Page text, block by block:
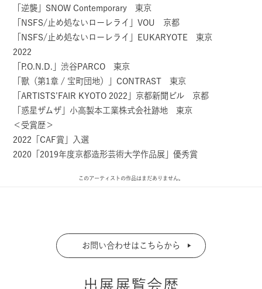
「逆襲」SNOW Contemporary 東京
「NSFS/止め処ないローレライ」VOU 京都
「NSFS/止め処ないローレライ」EUKARYOTE 東京
2022
「P.O.N.D.」渋谷PARCO 東京
「獸（第1章 / 宝町団地）」CONTRAST 東京
「ARTISTS’FAIR KYOTO 2022」京都新聞ビル 京都
「惑星ザムザ」小高製本工業株式会社跡地 東京
＜受賞歴＞
2022「CAF賞」入選
2020「2019年度京都造形芸術大学作品展」優秀賞
このアーティストの作品はまだありません。
お問い合わせはこちらから
出展展覧会歴